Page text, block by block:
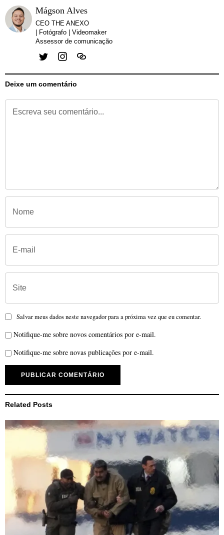
Mágson Alves
CEO THE ANEXO
| Fotógrafo | Videomaker
Assessor de comunicação
Deixe um comentário
Salvar meus dados neste navegador para a próxima vez que eu comentar.
Notifique-me sobre novos comentários por e-mail.
Notifique-me sobre novas publicações por e-mail.
Related Posts